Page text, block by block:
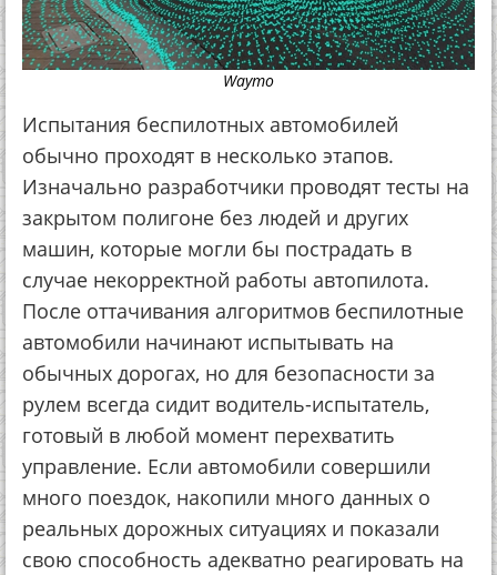
Waymo
Испытания беспилотных автомобилей
обычно проходят в несколько этапов.
Изначально разработчики проводят тесты на
закрытом полигоне без людей и других
машин, которые могли бы пострадать в
случае некорректной работы автопилота.
После оттачивания алгоритмов беспилотные
автомобили начинают испытывать на
обычных дорогах, но для безопасности за
рулем всегда сидит водитель-испытатель,
готовый в любой момент перехватить
управление. Если автомобили совершили
много поездок, накопили много данных о
реальных дорожных ситуациях и показали
свою способность адекватно реагировать на